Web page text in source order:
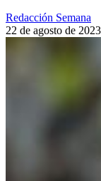
Redacción Semana
22 de agosto de